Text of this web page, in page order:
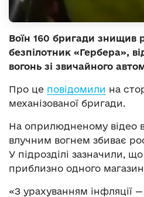
Воїн 160 бригади знищив
безпілотник «Гербера»,
вогонь зі звичайного
Про це повідомили на
механізованої бригади.
На оприлюдненому відео
влучним вогнем збиває
У підрозділі зазначили,
приблизно одного
«З урахуванням інфляції